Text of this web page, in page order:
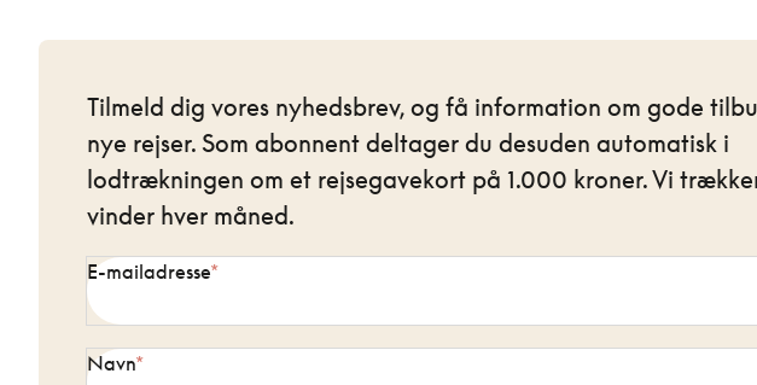
Tilmeld dig vores nyhedsbrev, og få information om gode
nye rejser. Som abonnent deltager du desuden automatisk i
lodtrækningen om et rejsegavekort på 1.000 kroner. Vi
vinder hver måned.
E-mailadresse
Navn